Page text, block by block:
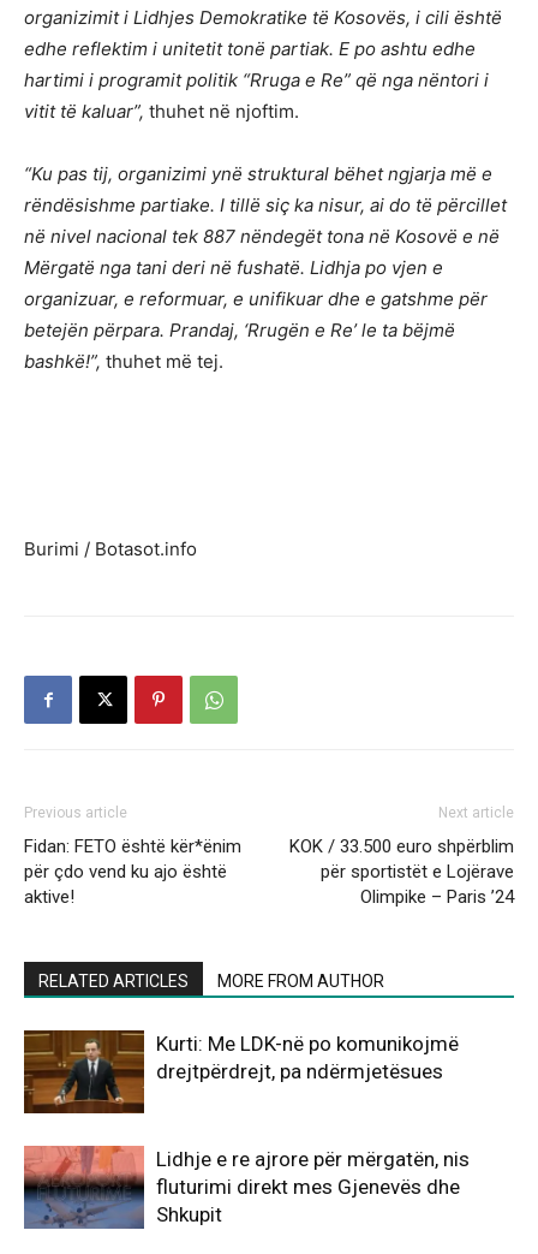
organizimit i Lidhjes Demokratike të Kosovës, i cili është
edhe reflektim i unitetit tonë partiak. E po ashtu edhe
hartimi i programit politik “Rruga e Re” që nga nëntori i
vitit të kaluar”, thuhet në njoftim.
“Ku pas tij, organizimi ynë struktural bëhet ngjarja më e
rëndësishme partiake. I tillë siç ka nisur, ai do të përcillet
në nivel nacional tek 887 nëndegët tona në Kosovë e në
Mërgatë nga tani deri në fushatë. Lidhja po vjen e
organizuar, e reformuar, e unifikuar dhe e gatshme për
betejën përpara. Prandaj, ‘Rrugën e Re’ le ta bëjmë
bashkë!”, thuhet më tej.
Burimi / Botasot.info
Previous article
Fidan: FETO është kër*ënim
për çdo vend ku ajo është
aktive!
Next article
KOK / 33.500 euro shpërblim
për sportistët e Lojërave
Olimpike – Paris ’24
RELATED ARTICLES MORE FROM AUTHOR
Kurti: Me LDK-në po komunikojmë
drejtpërdrejt, pa ndërmjetësues
Lidhje e re ajrore për mërgatën, nis
fluturimi direkt mes Gjenevës dhe
Shkupit